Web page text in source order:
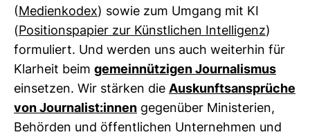
(Medi­en­kodex) sowie zum Umgang mit KI
(Posi­ti­ons­pa­pier zur Künst­li­chen Intel­li­genz)
for­mu­liert. Und werden uns auch wei­terhin für
Klar­heit beim gemein­nüt­zigen Jour­na­lismus
ein­setzen. Wir stärken die Aus­kunfts­an­sprüche
von Jour­na­list:innen gegen­über Minis­te­rien,
Behörden und öffent­li­chen Unter­nehmen und